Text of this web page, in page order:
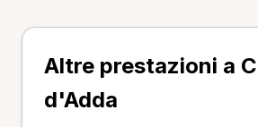
Altre prestazioni a
d'Adda